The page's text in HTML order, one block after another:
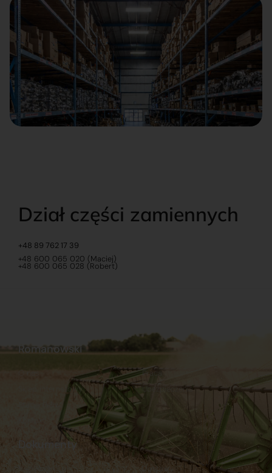
Dział części zamiennych
+48 89 762 17 39
+48 600 065 020 (Maciej)
+48 600 065 028 (Robert)
Dokumenty
Regulamin Dostawy
Romanowski
Sklep internetowy
Praca
Ubezpieczenia